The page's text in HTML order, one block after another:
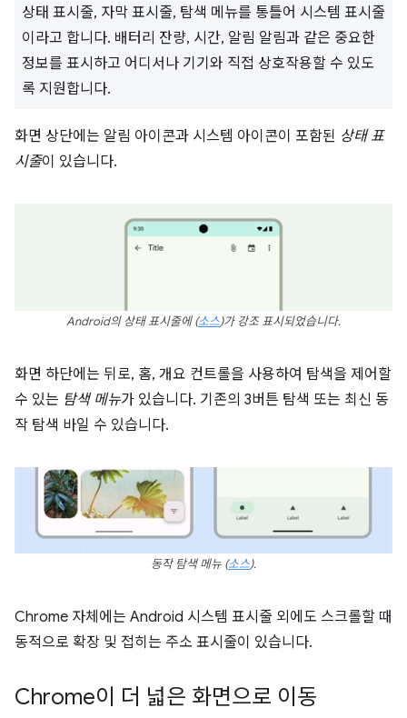
상태 표시줄, 자막 표시줄, 탐색 메뉴를 통틀어 시스템 표시줄
이라고 합니다. 배터리 잔량, 시간, 알림 알림과 같은 중요한
정보를 표시하고 어디서나 기기와 직접 상호작용할 수 있도
록 지원합니다.
화면 상단에는 알림 아이콘과 시스템 아이콘이 포함된 상태 표
시줄이 있습니다.
Android의 상태 표시줄에(소스)가 강조 표시되었습니다.
화면 하단에는 뒤로, 홈, 개요 컨트롤을 사용하여 탐색을 제어할
수 있는 탐색 메뉴가 있습니다. 기존의 3버튼 탐색 또는 최신 동
작 탐색 바일 수 있습니다.
동작 탐색 메뉴 (소스).
Chrome 자체에는 Android 시스템 표시줄 외에도 스크롤할 때
동적으로 확장 및 접히는 주소 표시줄이 있습니다.
Chrome이 더 넓은 화면으로 이동